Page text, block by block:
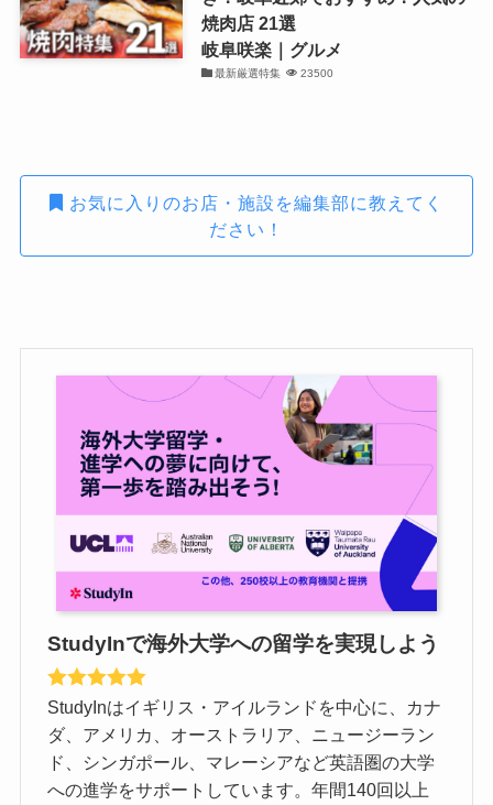
焼肉店 21選
岐阜咲楽｜グルメ
最新厳選特集 23500
お気に入りのお店・施設を編集部に教えてく
ださい！
StudyInで海外大学への留学を実現しよう
StudyInはイギリス・アイルランドを中心に、カナ
ダ、アメリカ、オーストラリア、ニュージーラン
ド、シンガポール、マレーシアなど英語圏の大学
への進学をサポートしています。年間140回以上